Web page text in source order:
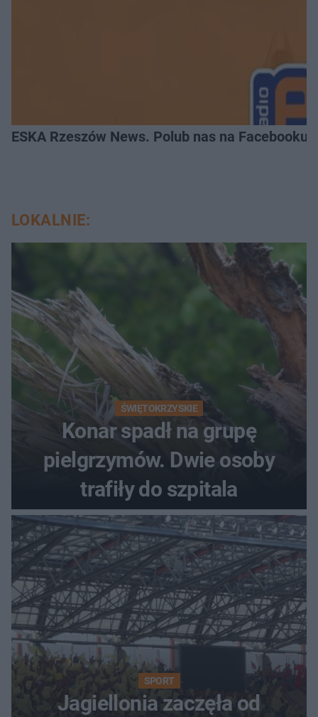
ESKA Rzeszów News. Polub nas na Facebooku!
LOKALNIE:
ŚWIĘTOKRZYSKIE
Konar spadł na grupę
pielgrzymów. Dwie osoby
trafiły do szpitala
SPORT
Jagiellonia zaczęła od